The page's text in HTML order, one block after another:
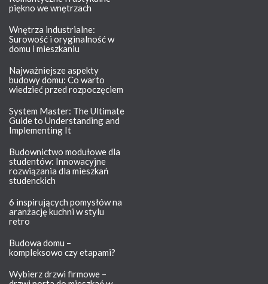
piękno we wnętrzach
Wnętrza industrialne:
Surowość i oryginalność w
domu i mieszkaniu
Najważniejsze aspekty
budowy domu: Co warto
wiedzieć przed rozpoczęciem
System Master: The Ultimate
Guide to Understanding and
Implementing It
Budownictwo modułowe dla
studentów: Innowacyjne
rozwiązania dla mieszkań
studenckich
6 inspirujących pomysłów na
aranżację kuchni w stylu
retro
Budowa domu –
kompleksowo czy etapami?
Wybierz drzwi firmowe –